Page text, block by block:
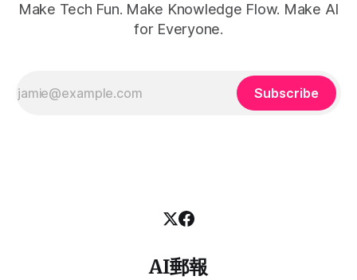
Make Tech Fun. Make Knowledge Flow. Make AI
for Everyone.
Subscribe
AI郵報